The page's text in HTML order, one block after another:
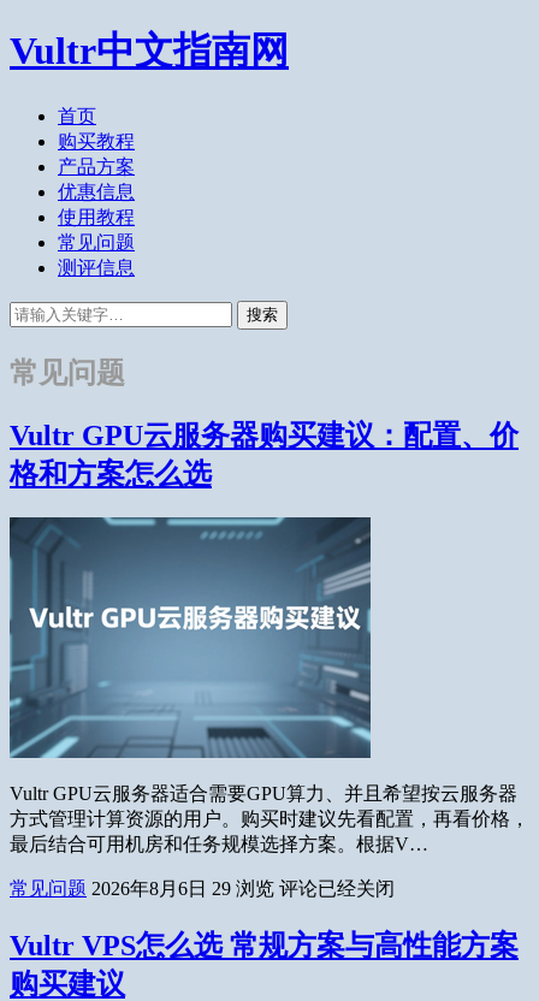
Vultr中文指南网
首页
购买教程
产品方案
优惠信息
使用教程
常见问题
测评信息
搜索
常见问题
Vultr GPU云服务器购买建议：配置、价
格和方案怎么选
Vultr GPU云服务器适合需要GPU算力、并且希望按云服务器
方式管理计算资源的用户。购买时建议先看配置，再看价格，
最后结合可用机房和任务规模选择方案。根据V…
常见问题 2026年8月6日 29 浏览 评论已经关闭
Vultr VPS怎么选 常规方案与高性能方案
购买建议